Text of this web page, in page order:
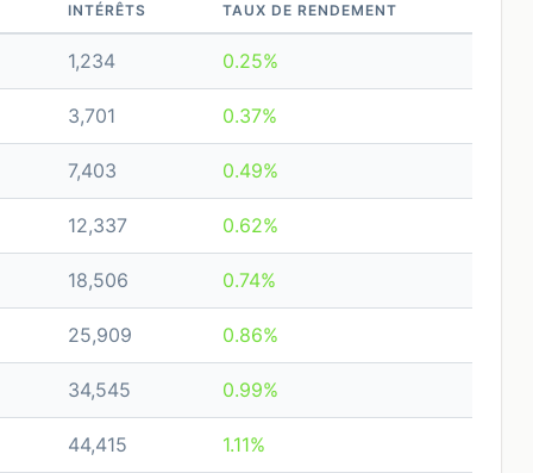
INTÉRÊTS TAUX DE RENDEMENT
1,234 0.25%
3,701 0.37%
7,403 0.49%
12,337 0.62%
18,506 0.74%
25,909 0.86%
34,545 0.99%
44,415 1.11%